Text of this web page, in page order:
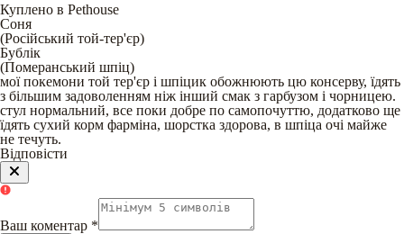
Куплено в Pethouse
Соня
(Російський той-тер'єр)
Бублік
(Померанський шпіц)
мої покемони той тер'єр і шпіцик обожнюють цю консерву, їдять
з більшим задоволенням ніж інший смак з гарбузом і чорницею.
стул нормальний, все поки добре по самопочуттю, додатково ще
їдять сухий корм фарміна, шорстка здорова, в шпіца очі майже
не течуть.
Відповісти
Ваш коментар *